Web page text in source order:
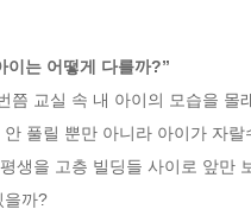
교실 속 아이는 어떻게 다를까?”
쯤 교실 속 내 아이의 모습을
풀릴 뿐만 아니라 아이가 자
생을 고층 빌딩들 사이로 앞만
을까?